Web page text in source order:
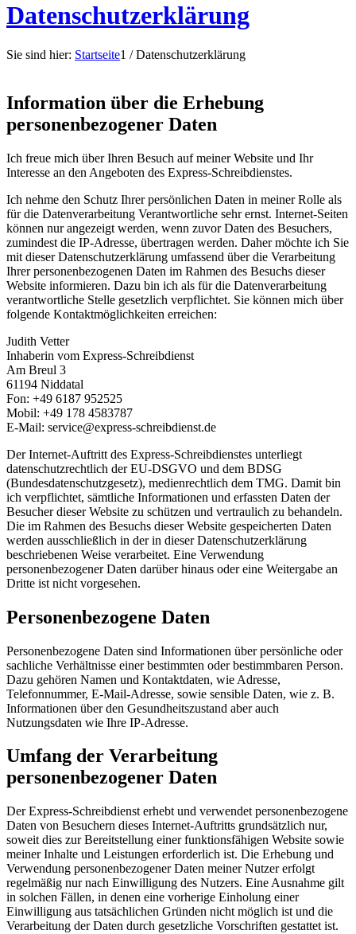
Datenschutzerklärung
Sie sind hier: Startseite1 / Datenschutzerklärung
Information über die Erhebung
personenbezogener Daten
Ich freue mich über Ihren Besuch auf meiner Website und Ihr
Interesse an den Angeboten des Express-Schreibdienstes.
Ich nehme den Schutz Ihrer persönlichen Daten in meiner Rolle als
für die Datenverarbeitung Verantwortliche sehr ernst. Internet-Seiten
können nur angezeigt werden, wenn zuvor Daten des Besuchers,
zumindest die IP-Adresse, übertragen werden. Daher möchte ich Sie
mit dieser Datenschutzerklärung umfassend über die Verarbeitung
Ihrer personenbezogenen Daten im Rahmen des Besuchs dieser
Website informieren. Dazu bin ich als für die Datenverarbeitung
verantwortliche Stelle gesetzlich verpflichtet. Sie können mich über
folgende Kontaktmöglichkeiten erreichen:
Judith Vetter
Inhaberin vom Express-Schreibdienst
Am Breul 3
61194 Niddatal
Fon: +49 6187 952525
Mobil: +49 178 4583787
E-Mail: service@express-schreibdienst.de
Der Internet-Auftritt des Express-Schreibdienstes unterliegt
datenschutzrechtlich der EU-DSGVO und dem BDSG
(Bundesdatenschutzgesetz), medienrechtlich dem TMG. Damit bin
ich verpflichtet, sämtliche Informationen und erfassten Daten der
Besucher dieser Website zu schützen und vertraulich zu behandeln.
Die im Rahmen des Besuchs dieser Website gespeicherten Daten
werden ausschließlich in der in dieser Datenschutzerklärung
beschriebenen Weise verarbeitet. Eine Verwendung
personenbezogener Daten darüber hinaus oder eine Weitergabe an
Dritte ist nicht vorgesehen.
Personenbezogene Daten
Personenbezogene Daten sind Informationen über persönliche oder
sachliche Verhältnisse einer bestimmten oder bestimmbaren Person.
Dazu gehören Namen und Kontaktdaten, wie Adresse,
Telefonnummer, E-Mail-Adresse, sowie sensible Daten, wie z. B.
Informationen über den Gesundheitszustand aber auch
Nutzungsdaten wie Ihre IP-Adresse.
Umfang der Verarbeitung
personenbezogener Daten
Der Express-Schreibdienst erhebt und verwendet personenbezogene
Daten von Besuchern dieses Internet-Auftritts grundsätzlich nur,
soweit dies zur Bereitstellung einer funktionsfähigen Website sowie
meiner Inhalte und Leistungen erforderlich ist. Die Erhebung und
Verwendung personenbezogener Daten meiner Nutzer erfolgt
regelmäßig nur nach Einwilligung des Nutzers. Eine Ausnahme gilt
in solchen Fällen, in denen eine vorherige Einholung einer
Einwilligung aus tatsächlichen Gründen nicht möglich ist und die
Verarbeitung der Daten durch gesetzliche Vorschriften gestattet ist.